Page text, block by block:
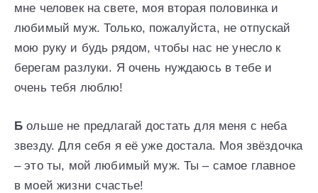
мне человек на свете, моя вторая половинка и
любимый муж. Только, пожалуйста, не отпускай
мою руку и будь рядом, чтобы нас не унесло к
берегам разлуки. Я очень нуждаюсь в тебе и
очень тебя люблю!
Б ольше не предлагай достать для меня с неба
звезду. Для себя я её уже достала. Моя звёздочка
– это ты, мой любимый муж. Ты – самое главное
в моей жизни счастье!